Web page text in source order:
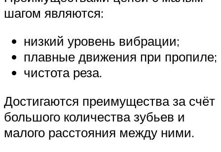
шагом являются:
низкий уровень вибрации;
плавные движения при пропиле;
чистота реза.
Достигаются преимущества за счёт
большого количества зубьев и
малого расстояния между ними.